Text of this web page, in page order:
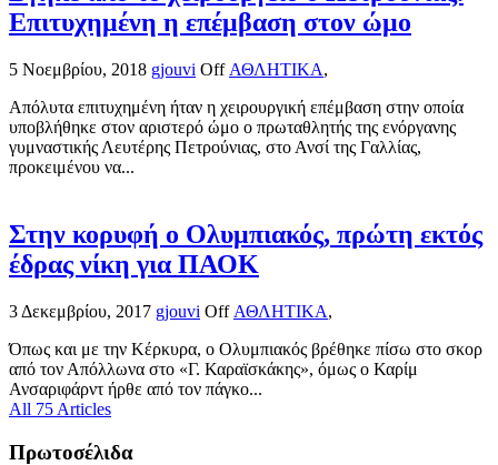
Επιτυχημένη η επέμβαση στον ώμο
5 Νοεμβρίου, 2018 gjouvi Off ΑΘΛΗΤΙΚΑ,
Απόλυτα επιτυχημένη ήταν η χειρουργική επέμβαση στην οποία
υποβλήθηκε στον αριστερό ώμο ο πρωταθλητής της ενόργανης
γυμναστικής Λευτέρης Πετρούνιας, στο Ανσί της Γαλλίας,
προκειμένου να...
Στην κορυφή ο Ολυμπιακός, πρώτη εκτός
έδρας νίκη για ΠΑΟΚ
3 Δεκεμβρίου, 2017 gjouvi Off ΑΘΛΗΤΙΚΑ,
Όπως και με την Κέρκυρα, ο Ολυμπιακός βρέθηκε πίσω στο σκορ
από τον Απόλλωνα στο «Γ. Καραϊσκάκης», όμως ο Καρίμ
Ανσαριφάρντ ήρθε από τον πάγκο...
All 75 Articles
Πρωτοσέλιδα